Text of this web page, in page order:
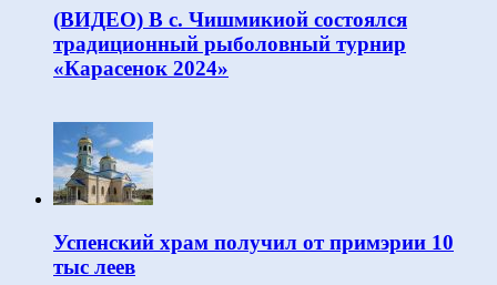
(ВИДЕО) В с. Чишмикиой состоялся
традиционный рыболовный турнир
«Карасенок 2024»
Успенский храм получил от примэрии 10
тыс леев